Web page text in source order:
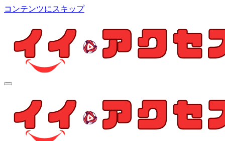
コンテンツにスキップ